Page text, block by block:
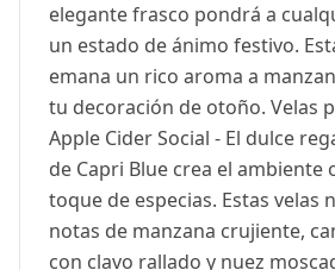
elegante frasco pondrá a
un estado de ánimo festivo.
emana un rico aroma a
tu decoración de otoño. Velas
Apple Cider Social - El dulce
de Capri Blue crea el ambiente
toque de especias. Estas velas
notas de manzana crujiente,
con clavo rallado y nuez